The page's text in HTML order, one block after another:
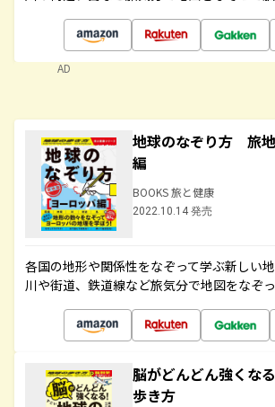
AD
地球のなぞり方 旅
編
BOOKS 旅と健康
2022.10.14 発売
各国の地形や関係性をなぞって学ぶ新しい地
川や街道、鉄道線など旅気分で地図をなぞ
脳がどんどん強くな
歩き方